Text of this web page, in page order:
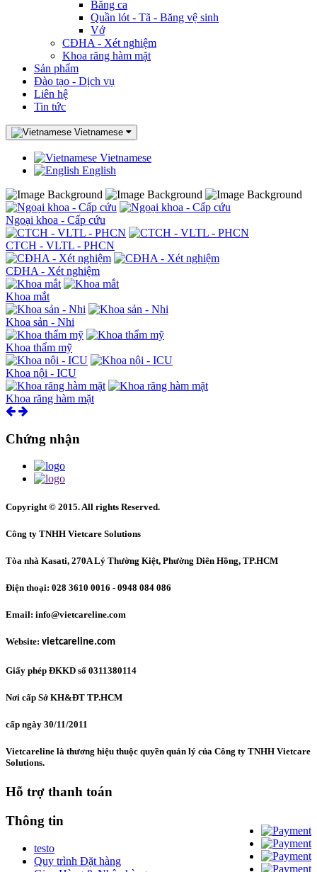
Băng ca
Quần lót - Tã - Băng vệ sinh
Vớ
CĐHA - Xét nghiệm
Khoa răng hàm mặt
Sản phẩm
Đào tạo - Dịch vụ
Liên hệ
Tin tức
Vietnamese
Vietnamese
English
Ngoại khoa - Cấp cứu
CTCH - VLTL - PHCN
CĐHA - Xét nghiệm
Khoa mắt
Khoa sản - Nhi
Khoa thẩm mỹ
Khoa nội - ICU
Khoa răng hàm mặt
Chứng nhận
Copyright © 2015. All rights Reserved.
Công ty TNHH Vietcare Solutions
Tòa nhà Kasati, 270A Lý Thường Kiệt, Phường Diên Hồng, TP.HCM
Điện thoại: 028 3610 0016 - 0948 084 086
Email: info@vietcareline.com
Website: vietcareline.com
Giấy phép ĐKKD số 0311380114
Nơi cấp Sở KH&ĐT TP.HCM
cấp ngày 30/11/2011
Vietcareline là thương hiệu thuộc quyền quản lý của Công ty TNHH Vietcare
Solutions.
Hỗ trợ thanh toán
Thông tin
testo
Quy trình Đặt hàng